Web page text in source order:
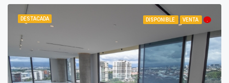
DESTACADA DISPONIBLE VENTA